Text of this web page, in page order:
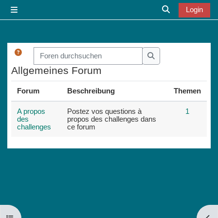
Sucheingabe
Login
Foren durchsuchen
Allgemeines Forum
Forum Beschreibung Themen
A propos
des
challenges
Postez vos questions à
propos des challenges dans
ce forum
1